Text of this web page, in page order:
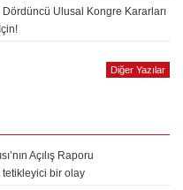
Ulusal Kongre Kararları
Diğer Yazılar
Açılış Raporu
bir olay